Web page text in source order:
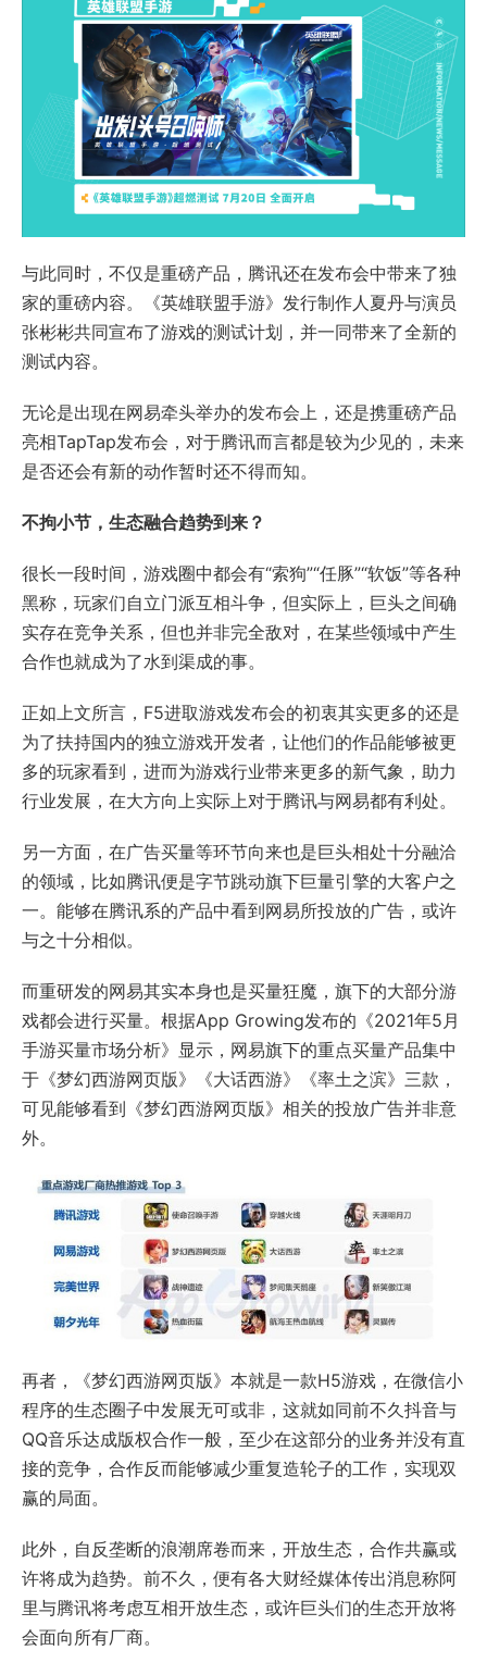
与此同时，不仅是重磅产品，腾讯还在发布会中带来了独
家的重磅内容。《英雄联盟手游》发行制作人夏丹与演员
张彬彬共同宣布了游戏的测试计划，并一同带来了全新的
测试内容。
无论是出现在网易牵头举办的发布会上，还是携重磅产品
亮相TapTap发布会，对于腾讯而言都是较为少见的，未来
是否还会有新的动作暂时还不得而知。
不拘小节，生态融合趋势到来？
很长一段时间，游戏圈中都会有“索狗”“任豚”“软饭”等各种
黑称，玩家们自立门派互相斗争，但实际上，巨头之间确
实存在竞争关系，但也并非完全敌对，在某些领域中产生
合作也就成为了水到渠成的事。
正如上文所言，F5进取游戏发布会的初衷其实更多的还是
为了扶持国内的独立游戏开发者，让他们的作品能够被更
多的玩家看到，进而为游戏行业带来更多的新气象，助力
行业发展，在大方向上实际上对于腾讯与网易都有利处。
另一方面，在广告买量等环节向来也是巨头相处十分融洽
的领域，比如腾讯便是字节跳动旗下巨量引擎的大客户之
一。能够在腾讯系的产品中看到网易所投放的广告，或许
与之十分相似。
而重研发的网易其实本身也是买量狂魔，旗下的大部分游
戏都会进行买量。根据App Growing发布的《2021年5月
手游买量市场分析》显示，网易旗下的重点买量产品集中
于《梦幻西游网页版》《大话西游》《率土之滨》三款，
可见能够看到《梦幻西游网页版》相关的投放广告并非意
外。
再者，《梦幻西游网页版》本就是一款H5游戏，在微信小
程序的生态圈子中发展无可或非，这就如同前不久抖音与
QQ音乐达成版权合作一般，至少在这部分的业务并没有直
接的竞争，合作反而能够减少重复造轮子的工作，实现双
赢的局面。
此外，自反垄断的浪潮席卷而来，开放生态，合作共赢或
许将成为趋势。前不久，便有各大财经媒体传出消息称阿
里与腾讯将考虑互相开放生态，或许巨头们的生态开放将
会面向所有厂商。